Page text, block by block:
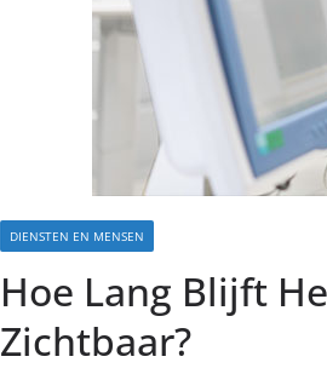
DIENSTEN EN MENSEN
Hoe Lang Blijft
Zichtbaar?